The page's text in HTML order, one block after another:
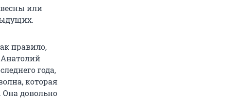
или
правило,
года,
которая
Она довольно